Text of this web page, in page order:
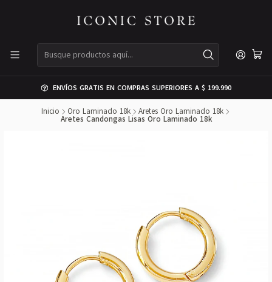
ENVÍOS GRATIS EN COMPRAS SUPERIORES A $ 199.990
Inicio Oro Laminado 18k Aretes Oro Laminado 18k
Aretes Candongas Lisas Oro Laminado 18k